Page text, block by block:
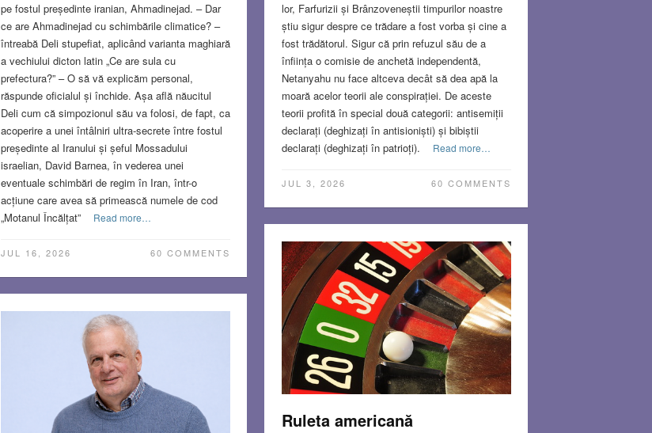
pe fostul președinte iranian, Ahmadinejad. – Dar
ce are Ahmadinejad cu schimbările climatice? –
întreabă Deli stupefiat, aplicând varianta maghiară
a vechiului dicton latin „Ce are sula cu
prefectura?” – O să vă explicăm personal,
răspunde oficialul și închide. Așa află năucitul
Deli cum că simpozionul său va folosi, de fapt, ca
acoperire a unei întâlniri ultra-secrete între fostul
președinte al Iranului și șeful Mossadului
israelian, David Barnea, în vederea unei
eventuale schimbări de regim în Iran, într-o
acțiune care avea să primească numele de cod
„Motanul Încălțat”
Read more…
JUL 16, 2026 60 COMMENTS
lor, Farfurizii și Brânzoveneștii timpurilor noastre
știu sigur despre ce trădare a fost vorba și cine a
fost trădătorul. Sigur că prin refuzul său de a
înființa o comisie de anchetă independentă,
Netanyahu nu face altceva decât să dea apă la
moară acelor teorii ale conspirației. De aceste
teorii profită în special două categorii: antisemiții
declarați (deghizați în antisioniști) și bibiștii
declarați (deghizați în patrioți).
Read more…
JUL 3, 2026 60 COMMENTS
Ruleta americană